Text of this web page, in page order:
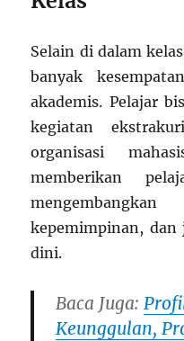
Selain di dalam
banyak
akademis. Pelajar
kegiatan
organisasi
memberikan
kepemimpinan, dan
dini.
Baca Juga:
Keunggulan,